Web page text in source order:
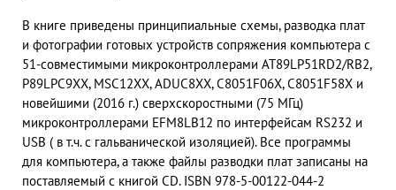
В книге приведены принципиальные схемы, разводка плат
и фотографии готовых устройств сопряжения компьютера с
51-совместимыми микроконтроллерами AT89LP51RD2/RB2,
P89LPC9XX, MSC12XX, ADUC8XX, C8051F06X, C8051F58X и
новейшими (2016 г.) сверхскоростными (75 МГц)
микроконтроллерами EFM8LB12 по интерфейсам RS232 и
USB ( в т.ч. с гальванической изоляцией). Все программы
для компьютера, а также файлы разводки плат записаны на
поставляемый с книгой CD. ISBN 978-5-00122-044-2